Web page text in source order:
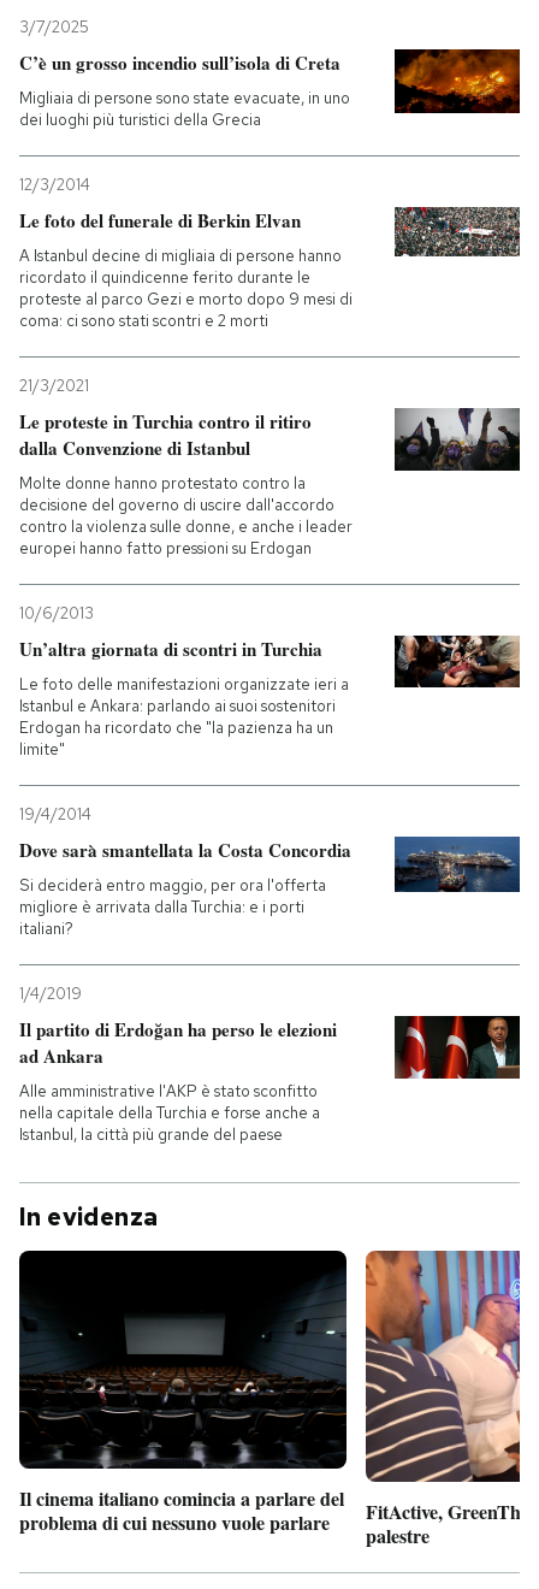
3/7/2025
C’è un grosso incendio sull’isola di Creta
Migliaia di persone sono state evacuate, in uno
dei luoghi più turistici della Grecia
12/3/2014
Le foto del funerale di Berkin Elvan
A Istanbul decine di migliaia di persone hanno
ricordato il quindicenne ferito durante le
proteste al parco Gezi e morto dopo 9 mesi di
coma: ci sono stati scontri e 2 morti
21/3/2021
Le proteste in Turchia contro il ritiro
dalla Convenzione di Istanbul
Molte donne hanno protestato contro la
decisione del governo di uscire dall'accordo
contro la violenza sulle donne, e anche i leader
europei hanno fatto pressioni su Erdogan
10/6/2013
Un’altra giornata di scontri in Turchia
Le foto delle manifestazioni organizzate ieri a
Istanbul e Ankara: parlando ai suoi sostenitori
Erdogan ha ricordato che "la pazienza ha un
limite"
19/4/2014
Dove sarà smantellata la Costa Concordia
Si deciderà entro maggio, per ora l'offerta
migliore è arrivata dalla Turchia: e i porti
italiani?
1/4/2019
Il partito di Erdoğan ha perso le elezioni
ad Ankara
Alle amministrative l'AKP è stato sconfitto
nella capitale della Turchia e forse anche a
Istanbul, la città più grande del paese
In evidenza
Il cinema italiano comincia a parlare del
problema di cui nessuno vuole parlare
FitActive,
palestre